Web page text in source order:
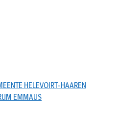
HELEVOIRT-HAAREN
EMMAUS